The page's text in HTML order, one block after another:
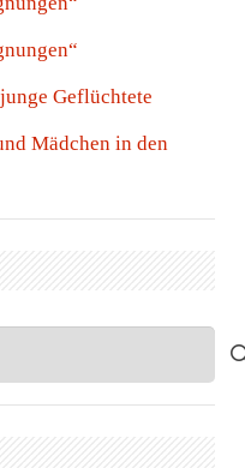
Geflüchtete
Mädchen in den